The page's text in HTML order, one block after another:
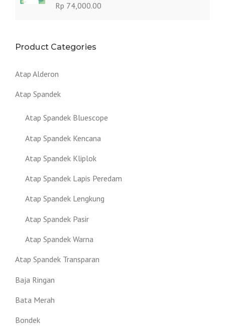
Rp 74,000.00
Product Categories
Atap Alderon
Atap Spandek
Atap Spandek Bluescope
Atap Spandek Kencana
Atap Spandek Kliplok
Atap Spandek Lapis Peredam
Atap Spandek Lengkung
Atap Spandek Pasir
Atap Spandek Warna
Atap Spandek Transparan
Baja Ringan
Bata Merah
Bondek